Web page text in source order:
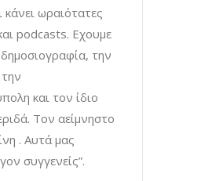
ωραιότατες
podcasts. Εχουμε
την
και τον ίδιο
Τον αείμνηστο
. Αυτά μας
συγγενείς”.